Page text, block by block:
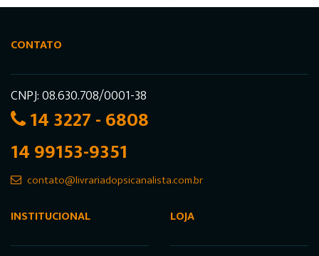
CONTATO
CNPJ: 08.630.708/0001-38
14 3227 - 6808
14 99153-9351
contato@livrariadopsicanalista.com.br
INSTITUCIONAL LOJA